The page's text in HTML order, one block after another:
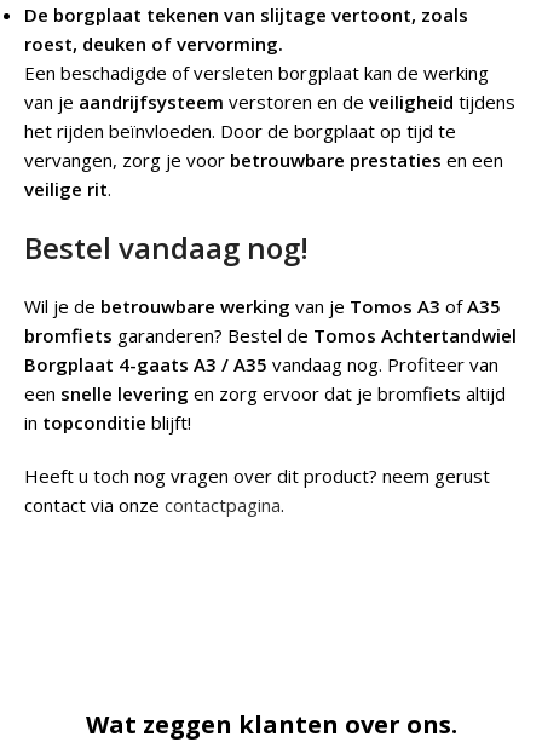
De borgplaat tekenen van slijtage vertoont, zoals
roest, deuken of vervorming.
Een beschadigde of versleten borgplaat kan de werking
van je aandrijfsysteem verstoren en de veiligheid tijdens
het rijden beïnvloeden. Door de borgplaat op tijd te
vervangen, zorg je voor betrouwbare prestaties en een
veilige rit.
Bestel vandaag nog!
Wil je de betrouwbare werking van je Tomos A3 ofA35
bromfiets garanderen? Bestel de Tomos Achtertandwiel
Borgplaat 4-gaats A3 / A35 vandaag nog. Profiteer van
een snelle levering en zorg ervoor dat je bromfiets altijd
in topconditie blijft!
Heeft u toch nog vragen over dit product? neem gerust
contact via onze contactpagina.
Wat zeggen klanten over ons.